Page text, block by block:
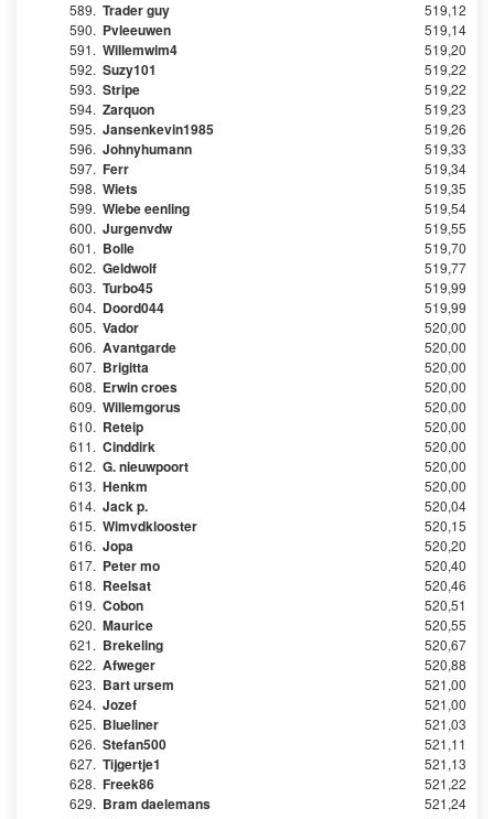
589. Trader guy
519,12
590. Pvleeuwen
519,14
591. Willemwim4
519,20
592. Suzy101
519,22
593. Stripe
519,22
594. Zarquon
519,23
595. Jansenkevin1985
519,26
596. Johnyhumann
519,33
597. Ferr
519,34
598. Wiets
519,35
599. Wiebe eenling
519,54
600. Jurgenvdw
519,55
601. Bolle
519,70
602. Geldwolf
519,77
603. Turbo45
519,99
604. Doord044
519,99
605. Vador
520,00
606. Avantgarde
520,00
607. Brigitta
520,00
608. Erwin croes
520,00
609. Willemgorus
520,00
610. Reteip
520,00
611. Cinddirk
520,00
612. G. nieuwpoort
520,00
613. Henkm
520,00
614. Jack p.
520,04
615. Wimvdklooster
520,15
616. Jopa
520,20
617. Peter mo
520,40
618. Reelsat
520,46
619. Cobon
520,51
620. Maurice
520,55
621. Brekeling
520,67
622. Afweger
520,88
623. Bart ursem
521,00
624. Jozef
521,00
625. Blueliner
521,03
626. Stefan500
521,11
627. Tijgertje1
521,13
628. Freek86
521,22
629. Bram daelemans
521,24